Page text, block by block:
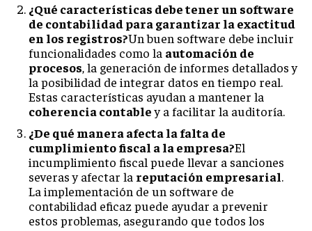
¿Qué características debe tener un software
de contabilidad para garantizar la exactitud
en los registros?Un buen software debe incluir
funcionalidades como la automación de
procesos, la generación de informes detallados y
la posibilidad de integrar datos en tiempo real.
Estas características ayudan a mantener la
coherencia contabley a facilitar la auditoría.
¿De qué manera afecta la falta de
cumplimiento fiscal a la empresa?El
incumplimiento fiscal puede llevar a sanciones
severas y afectar la reputación empresarial.
La implementación de un software de
contabilidad eficaz puede ayudar a prevenir
estos problemas, asegurando que todos los